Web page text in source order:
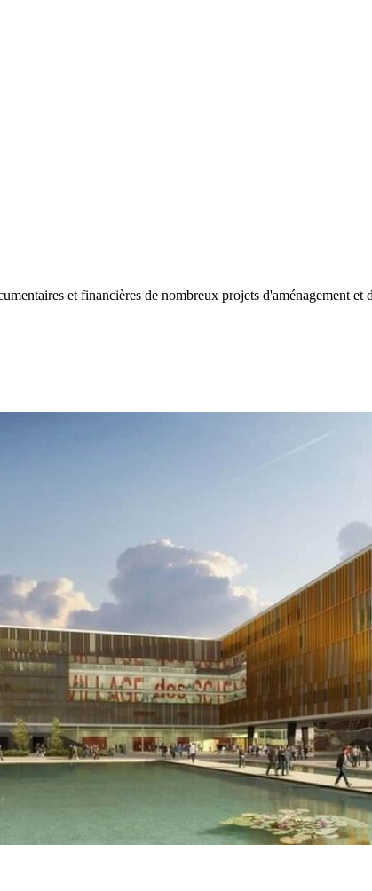
et financières de nombreux projets d'aménagement